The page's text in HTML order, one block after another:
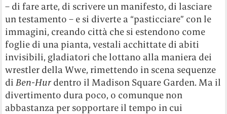
– di fare arte, di scrivere un manifesto, di lasciare
un testamento – e si diverte a “pasticciare” con le
immagini, creando città che si estendono come
foglie di una pianta, vestali acchittate di abiti
invisibili, gladiatori che lottano alla maniera dei
wrestler della Wwe, rimettendo in scena sequenze
diBen-Hur dentro il Madison Square Garden. Ma il
divertimento dura poco, o comunque non
abbastanza per sopportare il tempo in cui